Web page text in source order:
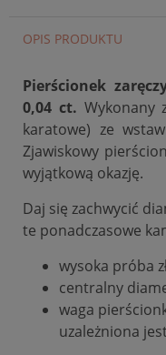
OPIS PRODUKTU
Pierścionek
0,04 ct. Wykonany
karatowe) ze
Zjawiskowy
wyjątkową okazję.
Daj się zachwycić
te ponadczasowe
wysoka próba
centralny
waga
uzależniona